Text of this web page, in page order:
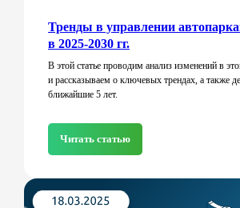
Тренды в управлении
в 2025-2030 гг.
В этой статье проводим анализ изменений в
и рассказываем о ключевых трендах, а также
ближайшие 5 лет.
Читать статью